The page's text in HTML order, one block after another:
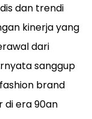
dan trendi
kinerja yang
dari
sanggup
brand
di era 90an